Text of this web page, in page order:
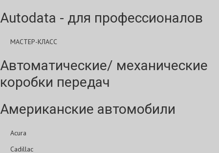
Autodata - для профессионалов
МАСТЕР-КЛАСС
Автоматические/ механические
коробки передач
Американские автомобили
Acura
Cadillac